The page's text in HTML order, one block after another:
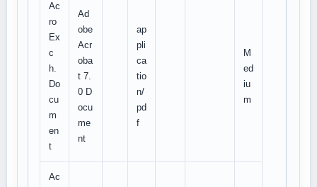
Ac
ro
Ex
c
h.
Do
cu
m
en
t
Ad
obe
Acr
oba
t 7.
0 D
ocu
me
nt
ap
pli
ca
tio
n/
pd
f
M
ed
iu
m
Ac